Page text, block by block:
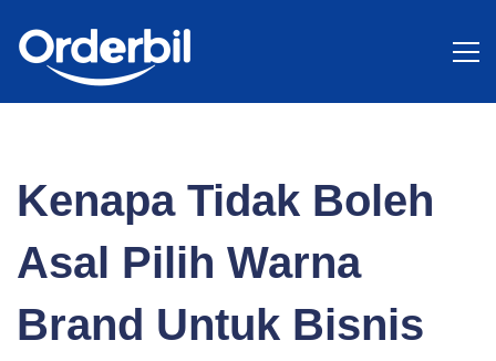
Kenapa
Tidak
Boleh
Kenapa Tidak Boleh
Asal Pilih Warna
Brand Untuk Bisnis